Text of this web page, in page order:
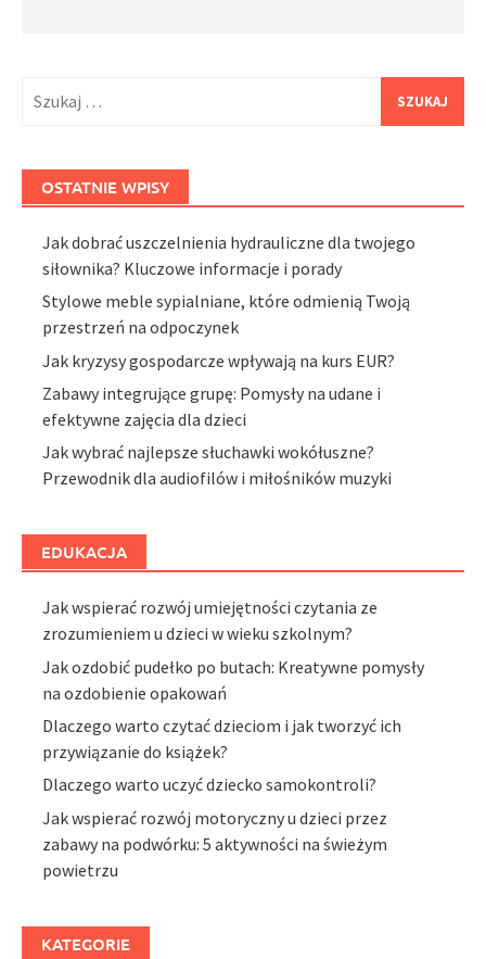
OSTATNIE WPISY
Jak dobrać uszczelnienia hydrauliczne dla twojego
siłownika? Kluczowe informacje i porady
Stylowe meble sypialniane, które odmienią Twoją
przestrzeń na odpoczynek
Jak kryzysy gospodarcze wpływają na kurs EUR?
Zabawy integrujące grupę: Pomysły na udane i
efektywne zajęcia dla dzieci
Jak wybrać najlepsze słuchawki wokółuszne?
Przewodnik dla audiofilów i miłośników muzyki
EDUKACJA
Jak wspierać rozwój umiejętności czytania ze
zrozumieniem u dzieci w wieku szkolnym?
Jak ozdobić pudełko po butach: Kreatywne pomysły
na ozdobienie opakowań
Dlaczego warto czytać dzieciom i jak tworzyć ich
przywiązanie do książek?
Dlaczego warto uczyć dziecko samokontroli?
Jak wspierać rozwój motoryczny u dzieci przez
zabawy na podwórku: 5 aktywności na świeżym
powietrzu
KATEGORIE